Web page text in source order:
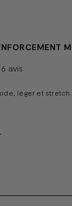
6 avis
léger et stretch.